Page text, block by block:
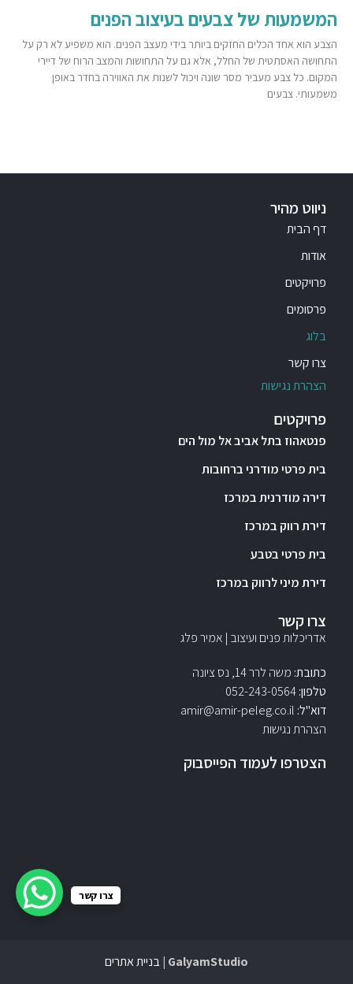
המשמעות של צבעים בעיצוב הפנים
הצבע הוא אחד הכלים החזקים ביותר בידי מעצב הפנים. הוא משפיע לא רק על
התחושה האסתטית של החלל, אלא גם על התחושות והמצב הרוח של דיירי
המקום. כל צבע מעביר מסר שונה ויכול לשנות את האווירה בחדר באופן
משמעותי. צבעים
ניווט מהיר
דף הבית
אודות
פרויקטים
פרסומים
בלוג
צרו קשר
הצהרת נגישות
פרויקטים
פנטאהוז בתל אביב אל מול הים
בית פרטי מודרני ברחובות
דירה מודרנית במרכז
דירת רווק במרכז
בית פרטי בטבע
דירת מיני לרווק במרכז
צרו קשר
אדריכלות פנים ועיצוב | אמיר פלג
כתובת: משה לרר 14, נס ציונה
טלפון:052-243-0564‏
דוא"ל: amir@amir-peleg.co.il
הצהרת נגישות
הצטרפו לעמוד הפייסבוק
GalyamStudio | בניית אתרים
צרו קשר